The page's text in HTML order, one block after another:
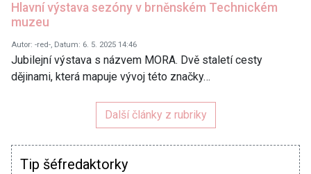
Hlavní výstava sezóny v brněnském Technickém
muzeu
Autor: -red-, Datum: 6. 5. 2025 14:46
Jubilejní výstava s názvem MORA. Dvě staletí cesty
dějinami, která mapuje vývoj této značky…
Další články z rubriky
Tip šéfredaktorky